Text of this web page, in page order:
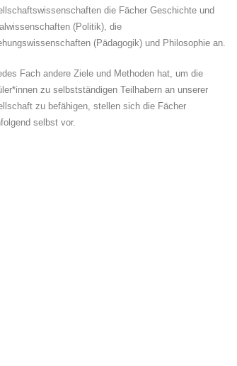
die Fächer Geschichte und
(Politik), die
(Pädagogik) und Philosophie an.
Fach andere Ziele und Methoden hat, um die
zu selbstständigen Teilhabern an unserer
zu befähigen, stellen sich die Fächer
selbst vor.